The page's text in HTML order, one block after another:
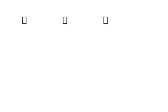
POJIŠTĚNÍ
Hledat PřihlášeníNákupní